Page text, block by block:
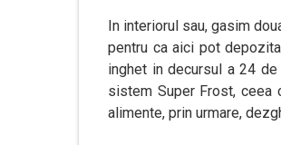
In interiorul sau, gasim
pentru ca aici pot
inghet in decursul a 24
sistem Super Frost, ceea
alimente, prin urmare,